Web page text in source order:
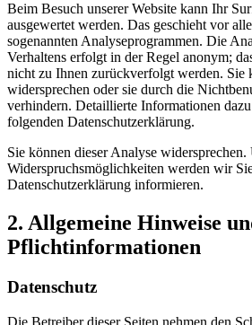
Beim Besuch unserer Website kann Ihr
ausgewertet werden. Das geschieht vor
sogenannten Analyseprogrammen. Die
Verhaltens erfolgt in der Regel anonym;
nicht zu Ihnen zurückverfolgt werden. Sie
widersprechen oder sie durch die
verhindern. Detaillierte Informationen
folgenden Datenschutzerklärung.
Sie können dieser Analyse widersprechen.
Widerspruchsmöglichkeiten werden wir
Datenschutzerklärung informieren.
2. Allgemeine Hinweise
Pflichtinformationen
Datenschutz
Die Betreiber dieser Seiten nehmen den